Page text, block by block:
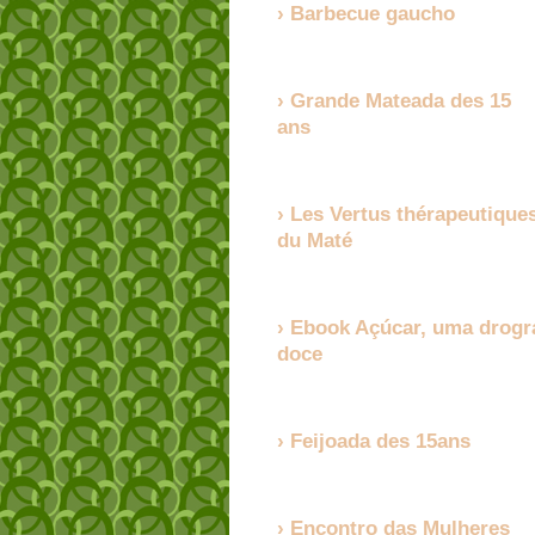
Barbecue gaucho
Grande Mateada des 15
ans
Les Vertus
du Maté
Ebook Açúcar, uma
doce
Feijoada des 15ans
Encontro das Mulheres